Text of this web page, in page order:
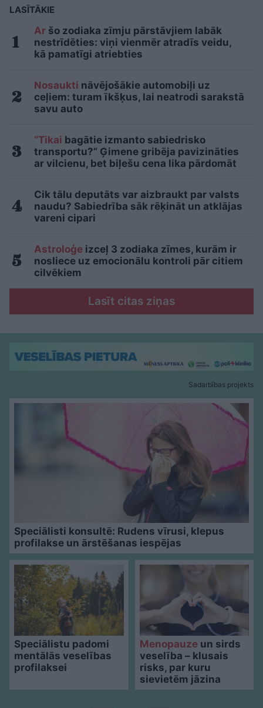
LASĪTĀKIE
Ar šo zodiaka zīmju pārstāvjiem labāk
nestrīdēties: viņi vienmēr atradīs veidu,
kā pamatīgi atriebties
Nosaukti nāvējošākie automobiļi uz
ceļiem: turam īkšķus, lai neatrodi sarakstā
savu auto
“Tikai bagātie izmanto sabiedrisko
transportu?” Ģimene gribēja pavizināties
ar vilcienu, bet biļešu cena lika pārdomāt
Cik tālu deputāts var aizbraukt par valsts
naudu? Sabiedrība sāk rēķināt un atklājas
vareni cipari
Astroloģe izceļ 3 zodiaka zīmes, kurām ir
nosliece uz emocionālu kontroli pār citiem
cilvēkiem
Lasīt citas ziņas
Sadarbības projekts
Speciālisti konsultē: Rudens vīrusi, klepus
profilakse un ārstēšanas iespējas
Speciālistu padomi
mentālās veselības
profilaksei
Menopauzeun sirds
veselība – klusais
risks, par kuru
sievietēm jāzina